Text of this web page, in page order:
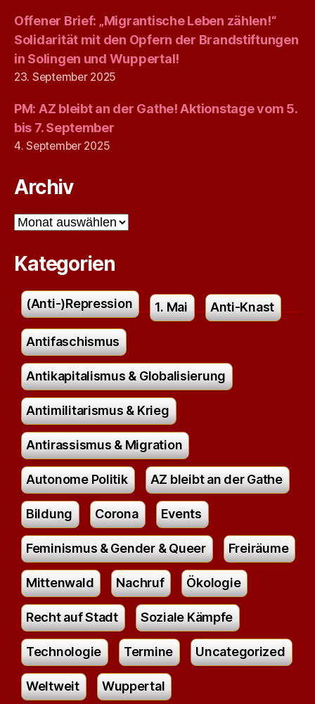
Offener Brief: „Migrantische Leben zählen!“
Solidarität mit den Opfern der Brandstiftungen
in Solingen und Wuppertal!
23. September 2025
PM: AZ bleibt an der Gathe! Aktionstage vom 5.
bis 7. September
4. September 2025
Archiv
Archiv
Kategorien
(Anti-)Repression 1. Mai Anti-Knast
Antifaschismus
Antikapitalismus & Globalisierung
Antimilitarismus & Krieg
Antirassismus & Migration
Autonome Politik AZ bleibt an der Gathe
Bildung Corona Events
Feminismus & Gender & Queer Freiräume
Mittenwald Nachruf Ökologie
Recht auf Stadt Soziale Kämpfe
Technologie Termine Uncategorized
Weltweit Wuppertal